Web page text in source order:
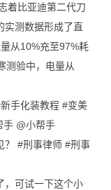
比亚迪第二代刀
实测数据形成了直
从10%充至97%耗
测验中，电量从
手化装教程 #变美
手 @小帮手
#刑事律师 #刑事
可试一下这个小